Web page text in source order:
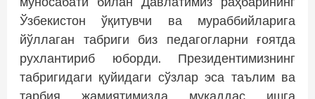
Ўзбекистон ўқитувчи ва мураббийларига
йўллаган табриги биз педагогларни ғоятда
рухлантириб юборди. Президентимизнинг
табригидаги қуйидаги сўзлар эса таълим ва
тарбия жамиятимизда муқаддас ишга